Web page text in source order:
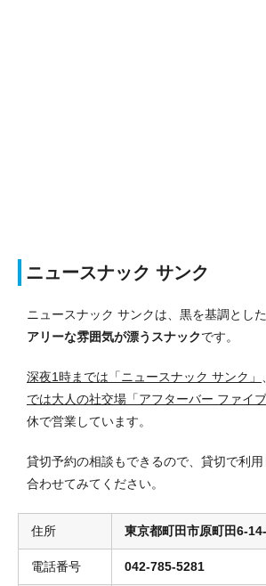
ニュースナック サンク
ニュースナック サンクは、黒を基調とした
アリーな雰囲気が漂うスナックです。
深夜1時までは「ニュースナック サンク」
では大人の社交場「アフターバー ファイブ
休で営業しています。
貸切予約の相談もできるので、貸切で利
合わせてみてください。
住所 東京都町田市原町田6-
電話番号 042-785-5281